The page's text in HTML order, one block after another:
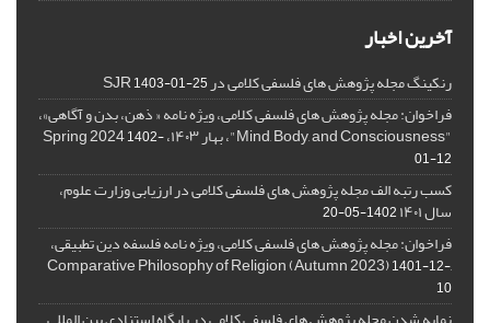
آخرین اخبار
رنکینگ مجله پژوهش های فلسفی کلامی در SJR1403-01-25
فراخوان: مجله پژوهش های فلسفی کلامی، ویژه نامه « ذهن، بدن و آگاهی»،
"Mind, Body, and Consciousness"، بهار ۱۴۰۳، Spring 2024
1402-
01-12
کسب رتبه الف مجله پژوهش های فلسفی کلامی در ارزیابی وزارت علوم،
سال ۱۴۰۱ 1402-05-20
فراخوان: مجله پژوهش های فلسفی کلامی، ویژه نامه فلسفه دین تطبیقی،
,Comparative Philosophy of Religion (Autumn 2023)
1401-12-
10